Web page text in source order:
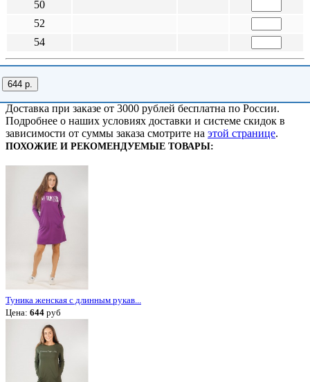
50
52
54
644 р.
Доставка при заказе от 3000 рублей бесплатна по России.
Подробнее о наших условиях доставки и системе скидок в
зависимости от суммы заказа смотрите на этой странице.
ПОХОЖИЕ И РЕКОМЕНДУЕМЫЕ ТОВАРЫ:
Туника женская с длинным рукав...
Цена: 644 руб